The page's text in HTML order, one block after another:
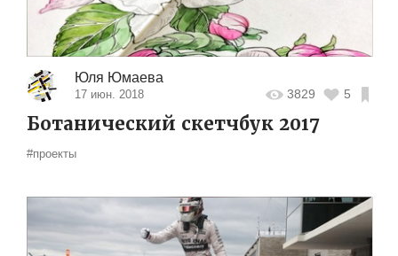
Юля Юмаева
17 июн. 2018 3829 5
Ботанический скетчбук 2017
#проекты